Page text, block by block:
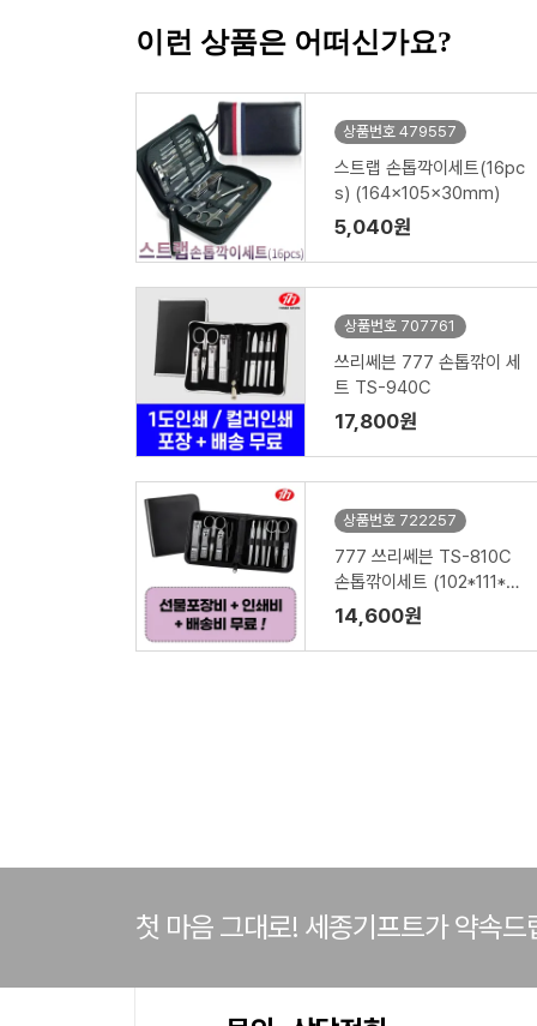
이런 상품은 어떠신가요?
상품번호 479557
스트랩 손톱깍이세트(16pc
s) (164x105x30mm)
5,040원
상품번호 707761
쓰리쎄븐 777 손톱깎이 세
트 TS-940C
17,800원
상품번호 722257
777 쓰리쎄븐 TS-810C
손톱깎이세트 (102*111*26
mm)
14,600원
첫 마음 그대로! 세종기프트가 약속드